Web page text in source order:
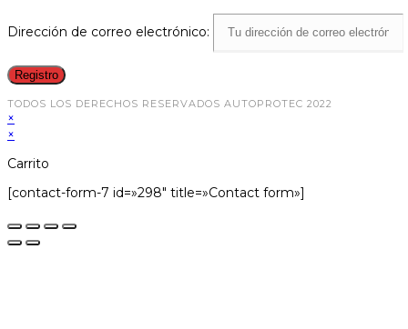
Dirección de correo electrónico:
TODOS LOS DERECHOS RESERVADOS AUTOPROTEC 2022
×
×
Carrito
[contact-form-7 id=»298″ title=»Contact form»]